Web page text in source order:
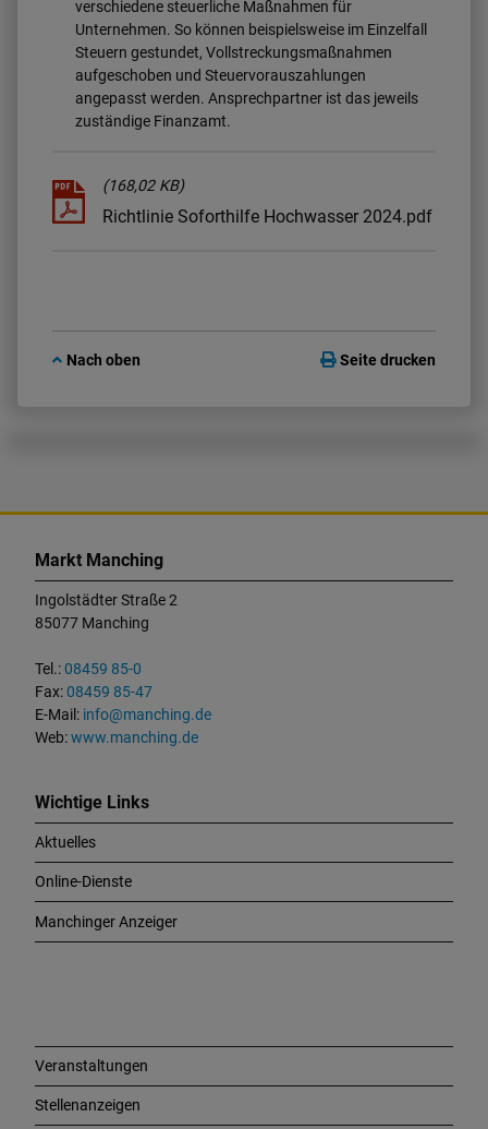
verschiedene steuerliche Maßnahmen für
Unternehmen. So können beispielsweise im Einzelfall
Steuern gestundet, Vollstreckungsmaßnahmen
aufgeschoben und Steuervorauszahlungen
angepasst werden. Ansprechpartner ist das jeweils
zuständige Finanzamt.
(168,02 KB)
Richtlinie Soforthilfe Hochwasser 2024.pdf
Nach oben Seite drucken
Markt Manching
Ingolstädter Straße 2
85077 Manching
Tel.:08459 85-0
Fax:08459 85-47
E-Mail: info@manching.de
Web:www.manching.de
Wichtige Links
Aktuelles
Online-Dienste
Manchinger Anzeiger
Veranstaltungen
Stellenanzeigen